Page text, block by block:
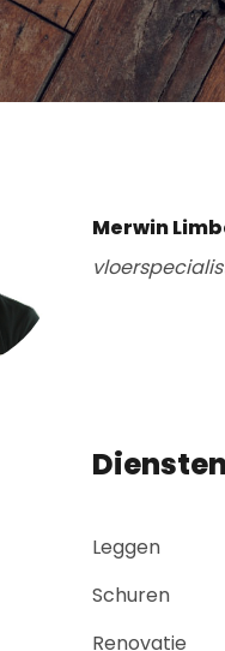
Merwin
Diensten
Leggen
Schuren
Renovatie